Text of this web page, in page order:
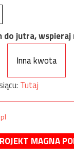
jutra, wspieraj
Inna kwota
Tutaj
MAGNA